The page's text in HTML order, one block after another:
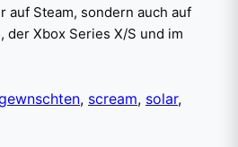
auf Steam, sondern auch auf
der Xbox Series X/S und im
, scream, solar,